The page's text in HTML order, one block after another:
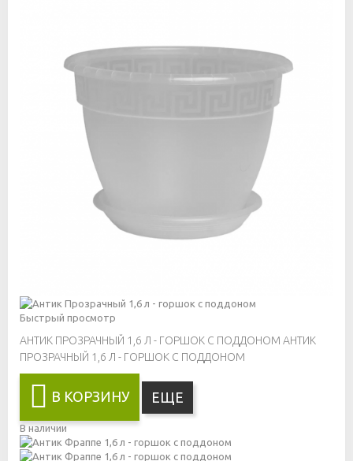
Быстрый просмотр
АНТИК ПРОЗРАЧНЫЙ 1,6 Л - ГОРШОК С ПОДДОНОМ АНТИК
ПРОЗРАЧНЫЙ 1,6 Л - ГОРШОК С ПОДДОНОМ
В КОРЗИНУ ЕЩЕ
В наличии